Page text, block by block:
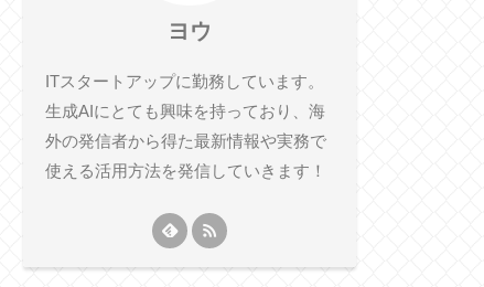
ヨウ
ITスタートアップに勤務しています。
生成AIにとても興味を持っており、海
外の発信者から得た最新情報や実務で
使える活用方法を発信していきます！